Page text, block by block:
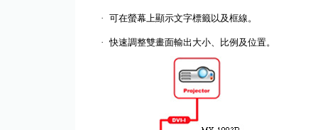
· 可在螢幕上顯示文字標籤以及框線。
· 快速調整雙畫面輸出大小、比例及位置。